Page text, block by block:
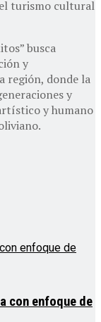
turismo cultural
busca
y
región, donde la
y
y humano
con enfoque de